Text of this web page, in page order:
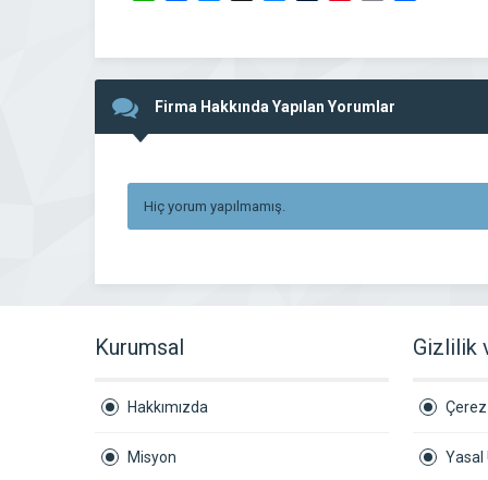
Firma Hakkında Yapılan Yorumlar
Hiç yorum yapılmamış.
Kurumsal
Hakkımızda
Misyon
Gizlilik
Çerez
Yasal